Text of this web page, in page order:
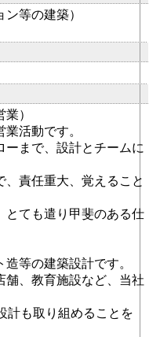
等の建築）
）
活動です。
まで、設計とチームに
責任重大、覚えること
ても遣り甲斐のある仕
等の建築設計です。
、教育施設など、当社
も取り組めることを